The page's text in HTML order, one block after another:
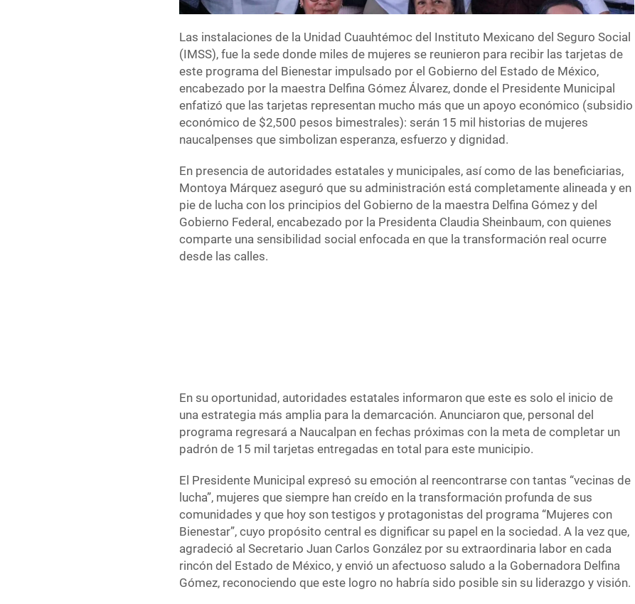
Las instalaciones de la Unidad Cuauhtémoc del Instituto Mexicano del Seguro Social
(IMSS), fue la sede donde miles de mujeres se reunieron para recibir las tarjetas de
este programa del Bienestar impulsado por el Gobierno del Estado de México,
encabezado por la maestra Delfina Gómez Álvarez, donde el Presidente Municipal
enfatizó que las tarjetas representan mucho más que un apoyo económico (subsidio
económico de $2,500 pesos bimestrales): serán 15 mil historias de mujeres
naucalpenses que simbolizan esperanza, esfuerzo y dignidad.
En presencia de autoridades estatales y municipales, así como de las beneficiarias,
Montoya Márquez aseguró que su administración está completamente alineada y en
pie de lucha con los principios del Gobierno de la maestra Delfina Gómez y del
Gobierno Federal, encabezado por la Presidenta Claudia Sheinbaum, con quienes
comparte una sensibilidad social enfocada en que la transformación real ocurre
desde las calles.
En su oportunidad, autoridades estatales informaron que este es solo el inicio de
una estrategia más amplia para la demarcación. Anunciaron que, personal del
programa regresará a Naucalpan en fechas próximas con la meta de completar un
padrón de 15 mil tarjetas entregadas en total para este municipio.
El Presidente Municipal expresó su emoción al reencontrarse con tantas “vecinas de
lucha”, mujeres que siempre han creído en la transformación profunda de sus
comunidades y que hoy son testigos y protagonistas del programa “Mujeres con
Bienestar”, cuyo propósito central es dignificar su papel en la sociedad. A la vez que,
agradeció al Secretario Juan Carlos González por su extraordinaria labor en cada
rincón del Estado de México, y envió un afectuoso saludo a la Gobernadora Delfina
Gómez, reconociendo que este logro no habría sido posible sin su liderazgo y visión.